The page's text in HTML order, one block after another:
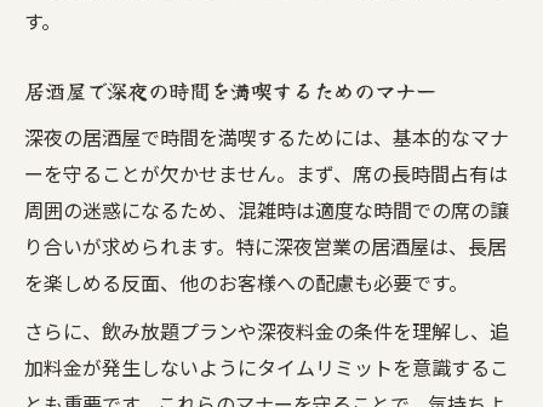
は
居酒屋深夜利用で迷惑をかけないコツ集
深夜営業居酒屋でリラックスできる工夫
居酒屋深夜タイムで快適に過ごすための心
得
夜更けの居酒屋体験を安心して満喫する方法
居酒屋深夜営業を安全に楽しむための対策
深夜の居酒屋で安心して過ごすポイントま
す。
居酒屋で深夜の時間を満喫するためのマナー
深夜の居酒屋で時間を満喫するためには、基本的なマナ
ーを守ることが欠かせません。まず、席の長時間占有は
周囲の迷惑になるため、混雑時は適度な時間での席の譲
り合いが求められます。特に深夜営業の居酒屋は、長居
を楽しめる反面、他のお客様への配慮も必要です。
さらに、飲み放題プランや深夜料金の条件を理解し、追
加料金が発生しないようにタイムリミットを意識するこ